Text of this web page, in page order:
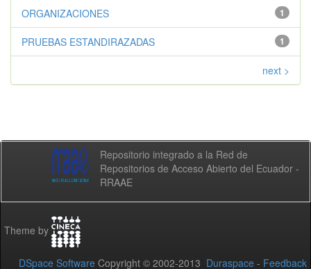
1
ORGANIZACIONES
1
PRUEBAS ESTANDIRAZADAS
next >
Repositorio integrado a la Red de
Repositorios de Acceso Abierto del Ecuador -
RRAAE
Theme by
DSpace Software Copyright © 2002-2013 Duraspace - Feedback